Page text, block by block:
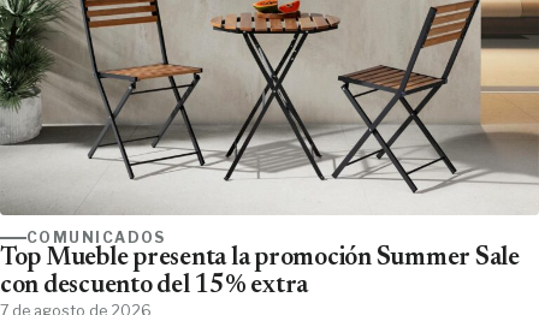
COMUNICADOS
Top Mueble presenta la promoción Summer Sale
con descuento del 15% extra
7 de agosto de 2026